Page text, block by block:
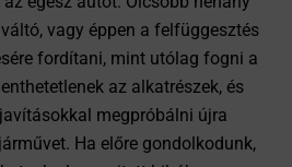
vagy éppen a felfüggesztés
fordítani, mint utólag fogni a
az alkatrészek, és
megpróbálni újra
Ha előre gondolkodunk,